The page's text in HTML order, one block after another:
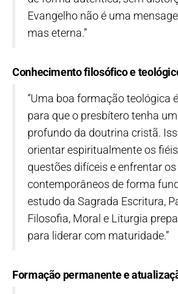
Evangelho não é uma
mas eterna.”
Conhecimento filosófico e
“Uma boa formação teológica
para que o presbítero tenha
profundo da doutrina cristã.
orientar espiritualmente os
questões difíceis e enfrentar
contemporâneos de forma
estudo da Sagrada Escritura,
Filosofia, Moral e Liturgia
para liderar com maturidade.”
Formação permanente e